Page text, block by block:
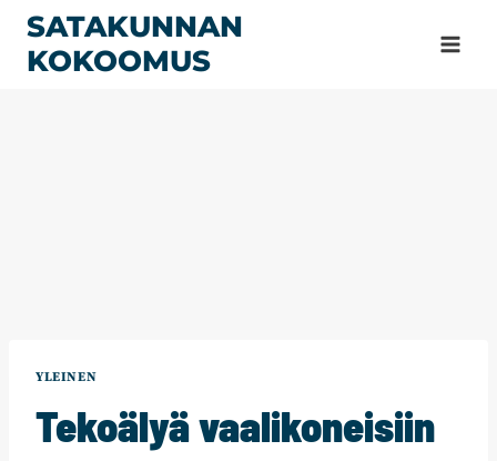
Siirry
sisältöön
SATAKUNNAN
KOKOOMUS
YLEINEN
Tekoälyä vaalikoneisiin